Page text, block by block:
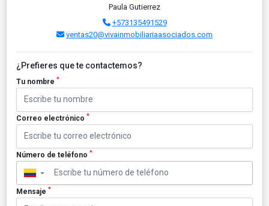
Paula Gutierrez
+573135491529
ventas20@vivainmobiliariaasociados.com
¿Prefieres que te contactemos?
Tu nombre *
Correo electrónico *
Número de teléfono *
▼
Mensaje *